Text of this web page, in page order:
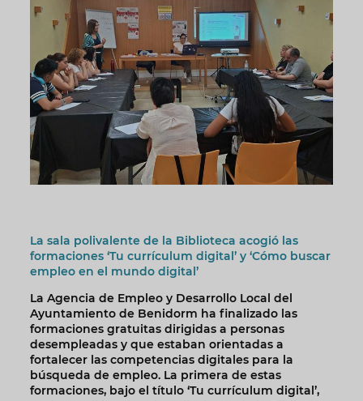
La sala polivalente de la Biblioteca acogió las
formaciones ‘Tu currículum digital’ y ‘Cómo buscar
empleo en el mundo digital’
La Agencia de Empleo y Desarrollo Local del
Ayuntamiento de Benidorm ha finalizado las
formaciones gratuitas dirigidas a personas
desempleadas y que estaban orientadas a
fortalecer las competencias digitales para la
búsqueda de empleo. La primera de estas
formaciones, bajo el título ‘Tu currículum digital’,